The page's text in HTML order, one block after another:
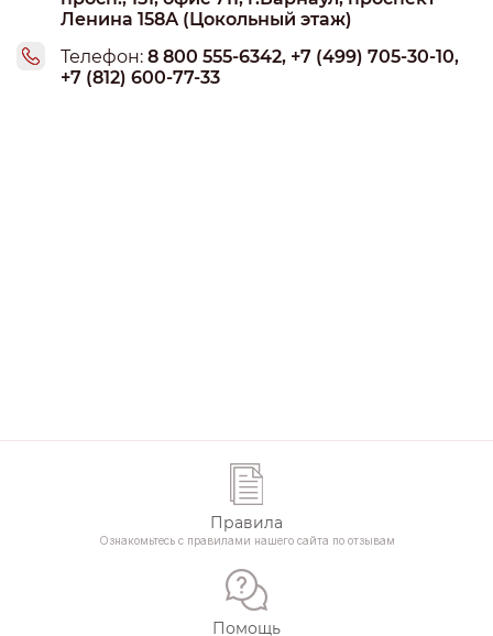
Ленина 158А (Цокольный этаж)
Телефон: 8 800 555-6342, +7 (499) 705-30-10,
+7 (812) 600-77-33
Правила
Ознакомьтесь с правилами нашего сайта по отзывам
Помощь